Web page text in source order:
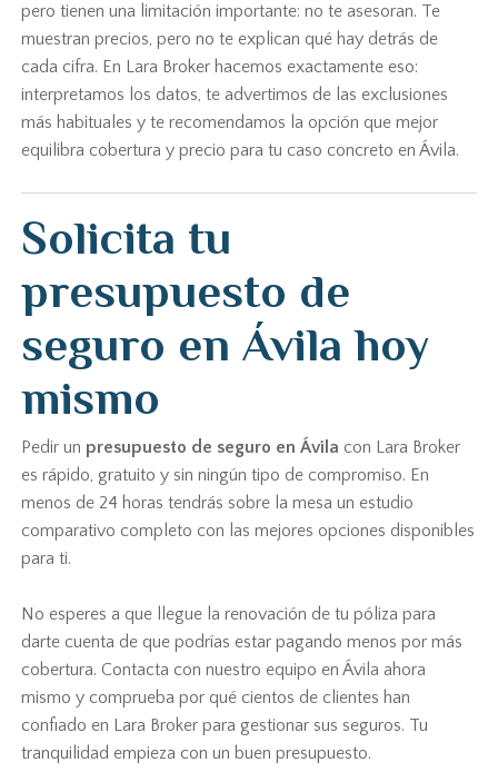
pero tienen una limitación importante: no te asesoran. Te
muestran precios, pero no te explican qué hay detrás de
cada cifra. En Lara Broker hacemos exactamente eso:
interpretamos los datos, te advertimos de las exclusiones
más habituales y te recomendamos la opción que mejor
equilibra cobertura y precio para tu caso concreto en Ávila.
Solicita tu
presupuesto de
seguro en Ávila hoy
mismo
Pedir un presupuesto de seguro en Ávila con Lara Broker
es rápido, gratuito y sin ningún tipo de compromiso. En
menos de 24 horas tendrás sobre la mesa un estudio
comparativo completo con las mejores opciones disponibles
para ti.
No esperes a que llegue la renovación de tu póliza para
darte cuenta de que podrías estar pagando menos por más
cobertura. Contacta con nuestro equipo en Ávila ahora
mismo y comprueba por qué cientos de clientes han
confiado en Lara Broker para gestionar sus seguros. Tu
tranquilidad empieza con un buen presupuesto.